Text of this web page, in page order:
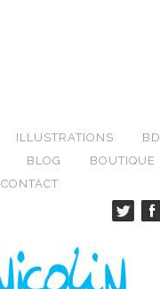
ILLUSTRATIONS
BD
BLOG
BOUTIQUE
CONTACT